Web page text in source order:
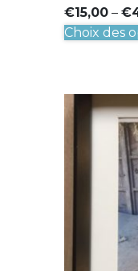
€15,00 – €
Choix des